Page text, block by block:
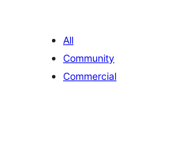
All
Community
Commercial